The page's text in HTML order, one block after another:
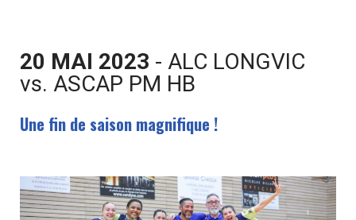
20 MAI 2023 - ALC LONGVIC
vs. ASCAP PM HB
Une fin de saison magnifique !